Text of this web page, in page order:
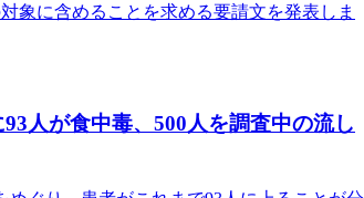
象に含めることを求める要請文を発表しま
人が食中毒、500人を調査中の流し